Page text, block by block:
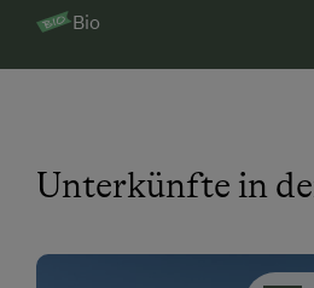
Bio
Unterkünfte in